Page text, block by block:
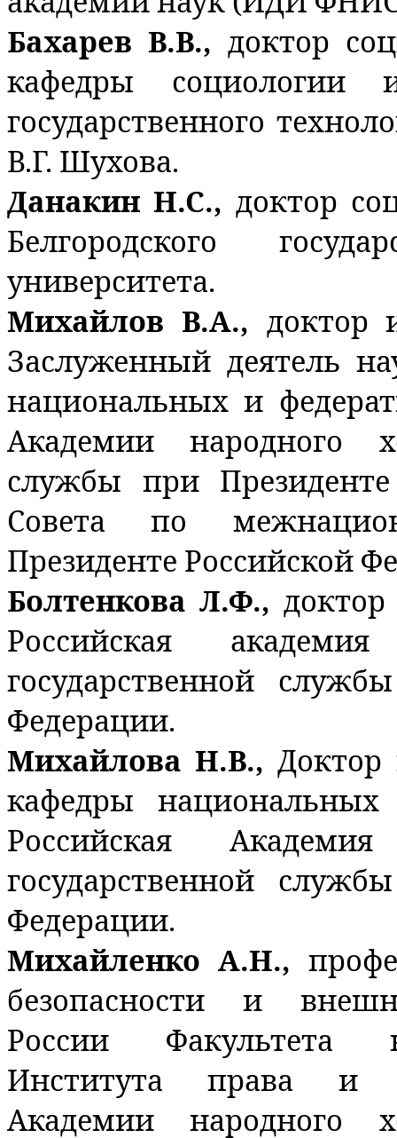
Бахарев В.В., доктор
кафедры социологии
государственного
В.Г. Шухова.
Данакин Н.С., доктор
Белгородского
университета.
Михайлов В.А., доктор
Заслуженный деятель
национальных и
Академии народного
службы при
Совета по
Президенте Российской
Болтенкова Л.Ф.,
Российская
государственной
Федерации.
Михайлова Н.В.,Доктор
кафедры
Российская
государственной
Федерации.
Михайленко А.Н.,
безопасности и
России Факультета
Института права и
Академии народного